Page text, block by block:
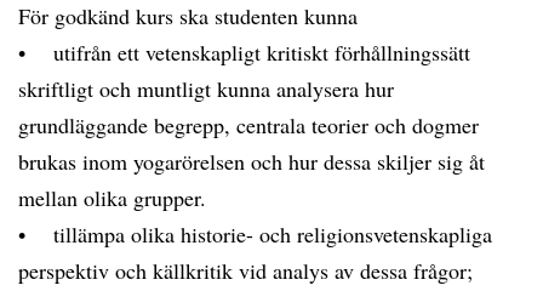
För godkänd kurs ska studenten kunna
• utifrån ett vetenskapligt kritiskt förhållningssätt
skriftligt och muntligt kunna analysera hur
grundläggande begrepp, centrala teorier och dogmer
brukas inom yogarörelsen och hur dessa skiljer sig åt
mellan olika grupper.
• tillämpa olika historie- och religionsvetenskapliga
perspektiv och källkritik vid analys av dessa frågor;